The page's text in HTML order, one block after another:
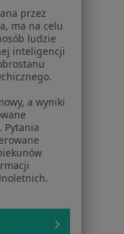
przez
ma na celu
ludzie
inteligencji
a wyniki
Pytania